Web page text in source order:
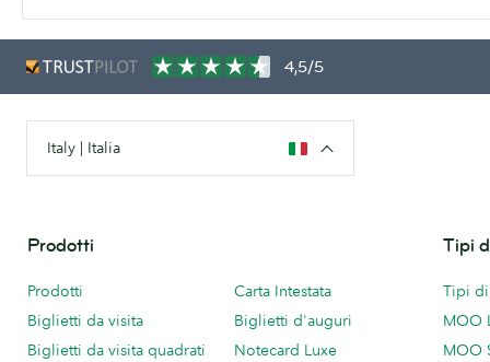
4,5/5
Italy | Italia
Prodotti
Prodotti
Biglietti da visita
Biglietti da visita quadrati
Carta Intestata
Biglietti d'auguri
Notecard Luxe
Tipi
Tipi
MOO
MOO